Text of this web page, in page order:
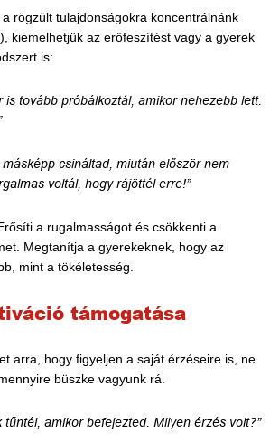
rögzült tulajdonságokra koncentrálnánk
kiemelhetjük az erőfeszítést vagy a gyerek
is:
is tovább próbálkoztál, amikor nehezebb lett.
csináltad, miután először nem
voltál, hogy rájöttél erre!”
a rugalmasságot és csökkenti a
Megtanítja a gyerekeknek, hogy az
mint a tökéletesség.
támogatása
arra, hogy figyeljen a saját érzéseire is, ne
büszke vagyunk rá.
tűntél, amikor befejezted. Milyen érzés volt?”